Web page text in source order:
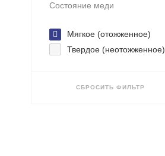
Состояние меди
Мягкое (отожженное)
Твердое (неотожженное)
СБРОСИТЬ ФИЛЬТР